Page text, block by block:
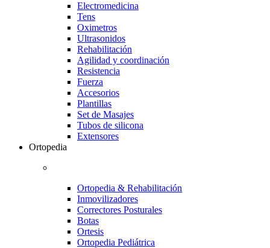
Electromedicina
Tens
Oximetros
Ultrasonidos
Rehabilitación
Agilidad y coordinación
Resistencia
Fuerza
Accesorios
Plantillas
Set de Masajes
Tubos de silicona
Extensores
Ortopedia
Ortopedia & Rehabilitación
Inmovilizadores
Correctores Posturales
Botas
Ortesis
Ortopedia Pediátrica